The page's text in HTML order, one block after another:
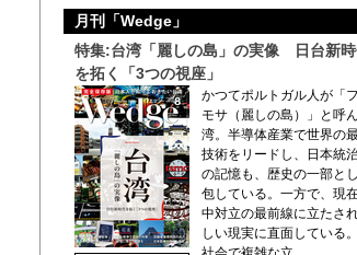
月刊「Wedge」
特集:台湾「麗しの島」の実像 日台新
を拓く「3つの視座」
かつてポルトガル人が「
モサ（麗しの島）」と呼
湾。半導体産業で世界の
技術をリードし、日本統
の記憶も、歴史の一部と
包している。一方で、現
中対立の最前線に立たさ
しい現実に直面している